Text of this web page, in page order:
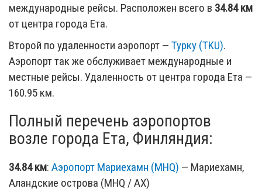
международные рейсы. Расположен всего в 34.84 км
от центра города Ета.
Второй по удаленности аэропорт — Турку (TKU).
Аэропорт так же обслуживает международные и
местные рейсы. Удаленность от центра города Ета —
160.95 км.
Полный перечень аэропортов
возле города Ета, Финляндия:
34.84 км: Аэропорт Мариехамн (MHQ) — Мариехамн,
Аландские острова (MHQ / AX)